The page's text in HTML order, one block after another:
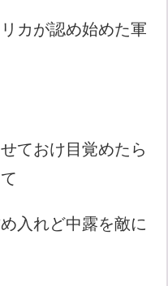
カが認め始めた軍
ておけ目覚めたら
入れど中露を敵に